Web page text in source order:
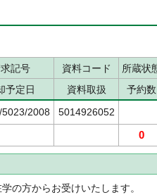
記号 資料コード 所蔵状
予定日 資料取扱 予約数
2008 5014926052
0
の方からお受けいたします。